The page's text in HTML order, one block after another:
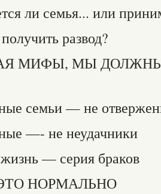
ли семья... или
развод?
МИФЫ, МЫ
семьи — не
—- не неудачники
— серия браков
НОРМАЛЬНО